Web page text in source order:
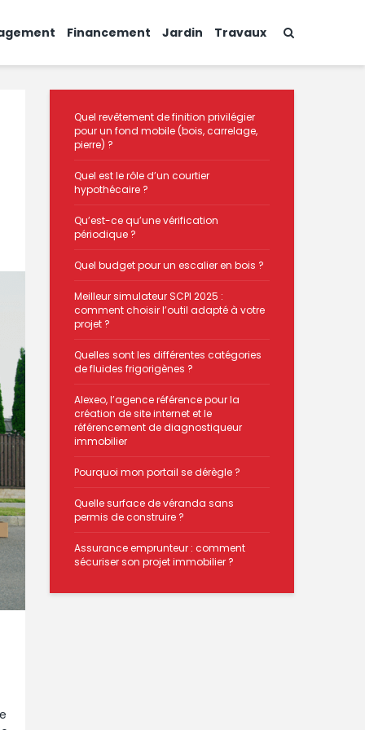
Financement Jardin Travaux
Quel revêtement de finition privilégier
pour un fond mobile (bois, carrelage,
pierre) ?
Quel est le rôle d’un courtier
hypothécaire ?
Qu’est-ce qu’une vérification
périodique ?
Quel budget pour un escalier en bois ?
Meilleur simulateur SCPI 2025 :
comment choisir l’outil adapté à votre
projet ?
Quelles sont les différentes catégories
de fluides frigorigènes ?
Alexeo, l’agence référence pour la
création de site internet et le
référencement de diagnostiqueur
immobilier
Pourquoi mon portail se dérègle ?
Quelle surface de véranda sans
permis de construire ?
Assurance emprunteur : comment
sécuriser son projet immobilier ?